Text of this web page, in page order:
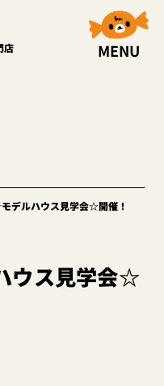
店 MENU
デルハウス見学会☆開催！
ウス見学会☆